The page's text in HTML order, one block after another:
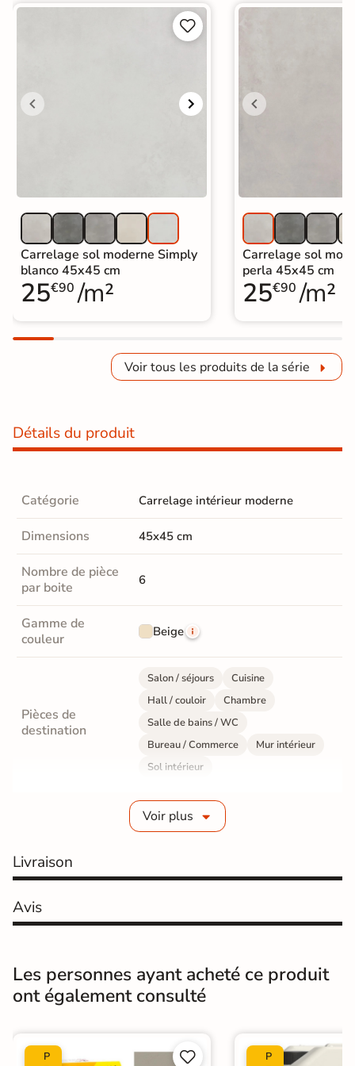


Carrelage sol moderne Simply
blanco 45x45 cm
25€90 /m²
Carrelage sol
perla 45x45 cm
25€90 /m²
Voir tous les produits de la série
Détails du produit
Catégorie Carrelage intérieur moderne
Dimensions 45x45 cm
Nombre de pièce
par boite
6
Gamme de
couleur
Beige
Pièces de
destination
Salon / séjours
Cuisine
Hall / couloir
Chambre
Salle de bains / WC
Bureau / Commerce
Mur intérieur
Sol intérieur
Grès cérame émaillé
Résistance à
Gr4 - Très résistant
Masse colorée Non
Non-rectifié
Finition Mate
Surface Lisse
Voir plus
Livraison
Avis
Les personnes ayant acheté ce produit
ont également consulté
P


P